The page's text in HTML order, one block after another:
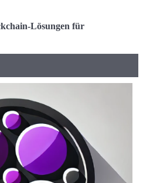
Lösungen für